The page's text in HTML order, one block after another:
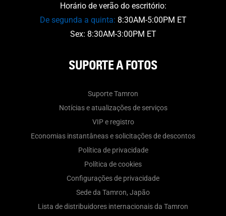
Horário de verão do escritório:
De segunda a quinta: 8:30AM-5:00PM ET
Sex: 8:30AM-3:00PM ET
SUPORTE A FOTOS
Suporte Tamron
Notícias e atualizações de serviços
VIP e registro
Economias instantâneas e solicitações de descontos
Política de privacidade
Política de cookies
Configurações de privacidade
Sede da Tamron, Japão
Lista de distribuidores internacionais da Tamron